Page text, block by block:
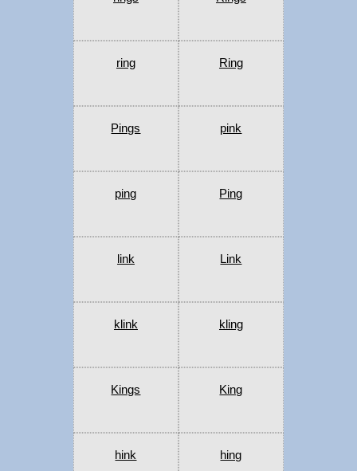
ring Ring
Pings pink
ping Ping
link Link
klink kling
Kings King
hink hing